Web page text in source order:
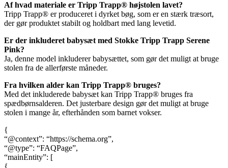
Af hvad materiale er Tripp Trapp® højstolen lavet?
Tripp Trapp® er produceret i dyrket bøg, som er en stærk træsort,
der gør produktet stabilt og holdbart med lang levetid.
Er der inkluderet babysæt med Stokke Tripp Trapp Serene
Pink?
Ja, denne model inkluderer babysættet, som gør det muligt at bruge
stolen fra de allerførste måneder.
Fra hvilken alder kan Tripp Trapp® bruges?
Med det inkluderede babysæt kan Tripp Trapp® bruges fra
spædbørnsalderen. Det justerbare design gør det muligt at bruge
stolen i mange år, efterhånden som barnet vokser.
{
“@context”: “https://schema.org”,
“@type”: “FAQPage”,
“mainEntity”: [